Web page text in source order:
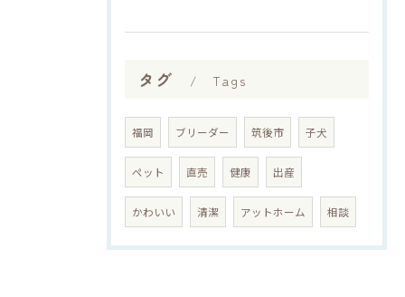
タグ Tags
福岡 ブリーダー 筑後市 子犬
ペット 直売 健康 出産
かわいい 清潔 アットホーム 相談